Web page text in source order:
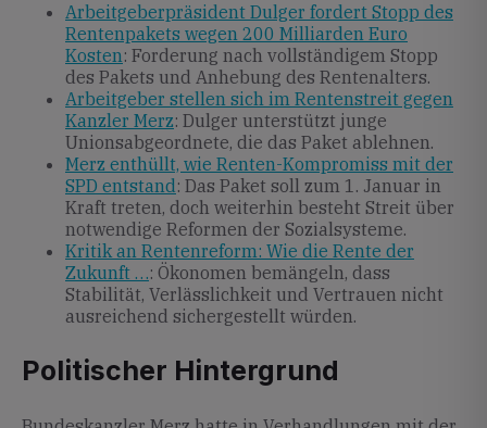
Arbeitgeberpräsident Dulger fordert Stopp des
Rentenpakets wegen 200 Milliarden Euro
Kosten: Forderung nach vollständigem Stopp
des Pakets und Anhebung des Rentenalters.
Arbeitgeber stellen sich im Rentenstreit gegen
Kanzler Merz: Dulger unterstützt junge
Unionsabgeordnete, die das Paket ablehnen.
Merz enthüllt, wie Renten-Kompromiss mit der
SPD entstand: Das Paket soll zum 1. Januar in
Kraft treten, doch weiterhin besteht Streit über
notwendige Reformen der Sozialsysteme.
Kritik an Rentenreform: Wie die Rente der
Zukunft …: Ökonomen bemängeln, dass
Stabilität, Verlässlichkeit und Vertrauen nicht
ausreichend sichergestellt würden.
Politischer Hintergrund